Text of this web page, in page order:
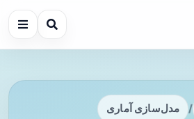
/ مدل‌سازی آماری